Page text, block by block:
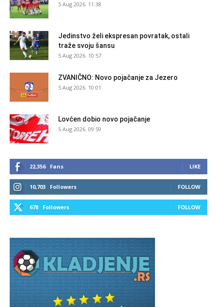
5 Aug 2026. 11:38
Jedinstvo želi ekspresan povratak, ostali
traže svoju šansu
5 Aug 2026. 10:57
ZVANIČNO: Novo pojačanje za Jezero
5 Aug 2026. 10:01
Lovćen dobio novo pojačanje
5 Aug 2026. 09:59
22,356 Fans LIKE
10,703 Followers FOLLOW
678 Followers FOLLOW